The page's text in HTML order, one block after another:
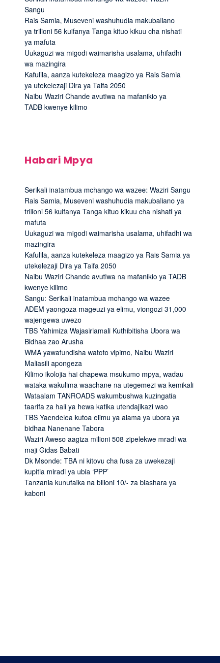
Sangu
Rais Samia, Museveni washuhudia makubaliano
ya trilioni 56 kuifanya Tanga kituo kikuu cha nishati
ya mafuta
Uukaguzi wa migodi waimarisha usalama, uhifadhi
wa mazingira
Kafulila, aanza kutekeleza maagizo ya Rais Samia
ya utekelezaji Dira ya Taifa 2050
Naibu Waziri Chande avutiwa na mafanikio ya
TADB kwenye kilimo
Habari Mpya
Serikali inatambua mchango wa wazee: Waziri Sangu
Rais Samia, Museveni washuhudia makubaliano ya
trilioni 56 kuifanya Tanga kituo kikuu cha nishati ya
mafuta
Uukaguzi wa migodi waimarisha usalama, uhifadhi wa
mazingira
Kafulila, aanza kutekeleza maagizo ya Rais Samia ya
utekelezaji Dira ya Taifa 2050
Naibu Waziri Chande avutiwa na mafanikio ya TADB
kwenye kilimo
Sangu: Serikali inatambua mchango wa wazee
ADEM yaongoza mageuzi ya elimu, viongozi 31,000
wajengewa uwezo
TBS Yahimiza Wajasiriamali Kuthibitisha Ubora wa
Bidhaa zao Arusha
WMA yawafundisha watoto vipimo, Naibu Waziri
Maliasili apongeza
Kilimo ikolojia hai chapewa msukumo mpya, wadau
wataka wakulima waachane na utegemezi wa kemikali
Wataalam TANROADS wakumbushwa kuzingatia
taarifa za hali ya hewa katika utendajikazi wao
TBS Yaendelea kutoa elimu ya alama ya ubora ya
bidhaa Nanenane Tabora
Waziri Aweso aagiza milioni 508 zipelekwe mradi wa
maji Gidas Babati
Dk Msonde: TBA ni kitovu cha fusa za uwekezaji
kupitia miradi ya ubia ‘PPP’
Tanzania kunufaika na bilioni 10/- za biashara ya
kaboni